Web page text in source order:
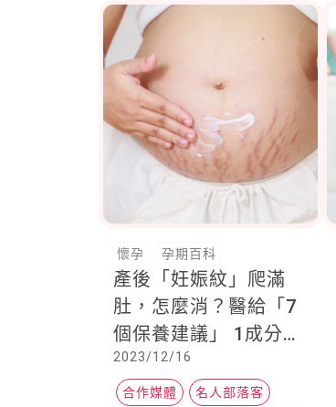
懷孕 孕期百科
產後「妊娠紋」爬滿
肚，怎麼消？醫給「7
個保養建議」 1成分恐
致畸胎，務必產後用
2023/12/16
合作媒體 名人部落客